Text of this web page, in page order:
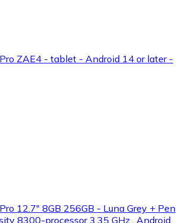
ZAE4 - tablet - Android 14 or later -
12.7" 8GB 256GB - Luna Grey + Pen
8300-processor 3,35 GHz , Android